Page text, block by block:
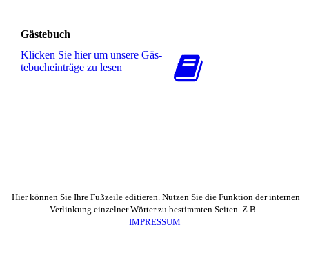
Gästebuch
Klicken Sie hier um unsere Gäs­
te­buch­ein­trä­ge zu lesen
Hier können Sie Ihre Fußzeile editieren. Nutzen Sie die Funktion der internen
Verlinkung einzelner Wörter zu bestimmten Seiten. Z.B.
IMPRESSUM